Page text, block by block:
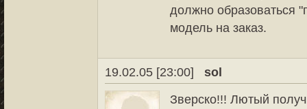
должно образоваться
модель на заказ.
19.02.05 [23:00]
sol
Зверско!!! Лютый